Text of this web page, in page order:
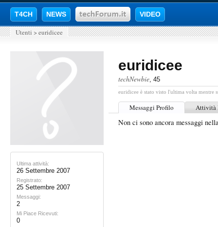
T4CH NEWS VIDEO
Utenti > euridicee
Ultima attività:
26 Settembre 2007
Registrato:
25 Settembre 2007
Messaggi:
2
Mi Piace Ricevuti:
0
euridicee
techNewbie, 45
euridicee è stato visto l'ultima volta mentre
Messaggi Profilo Attività
Non ci sono ancora messaggi